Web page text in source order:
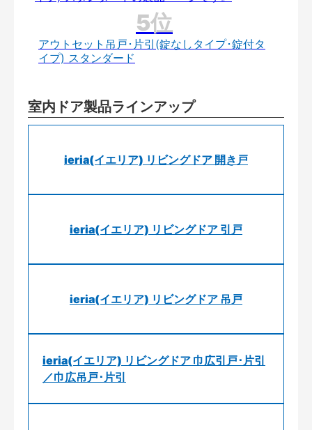
アウトセット吊戸･片引(錠なしタイプ･錠付タ
イプ) スタンダード
室内ドア製品ラインアップ
ieria(イエリア) リビングドア 開き戸
ieria(イエリア) リビングドア 引戸
ieria(イエリア) リビングドア 吊戸
ieria(イエリア) リビングドア 巾広引戸･片引
／巾広吊戸･片引